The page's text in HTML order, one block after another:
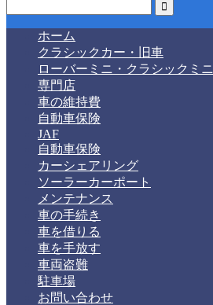
ホーム
クラシックカー・旧車
ローバーミニ・クラシックミニ
専門店
車の維持費
自動車保険
JAF
自動車保険
カーシェアリング
ソーラーカーポート
メンテナンス
車の手続き
車を借りる
車を手放す
車両盗難
駐車場
お問い合わせ